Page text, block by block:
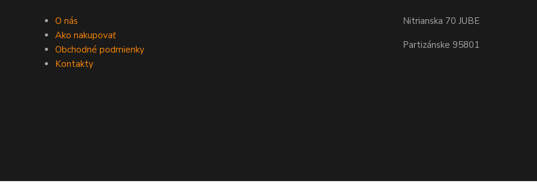
O nás
Ako nakupovať
Obchodné podmienky
Kontakty
Nitrianska 70 JUBE
Partizánske 95801